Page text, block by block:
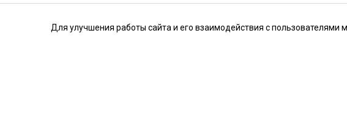
Для улучшения работы сайта и его взаимодействия с